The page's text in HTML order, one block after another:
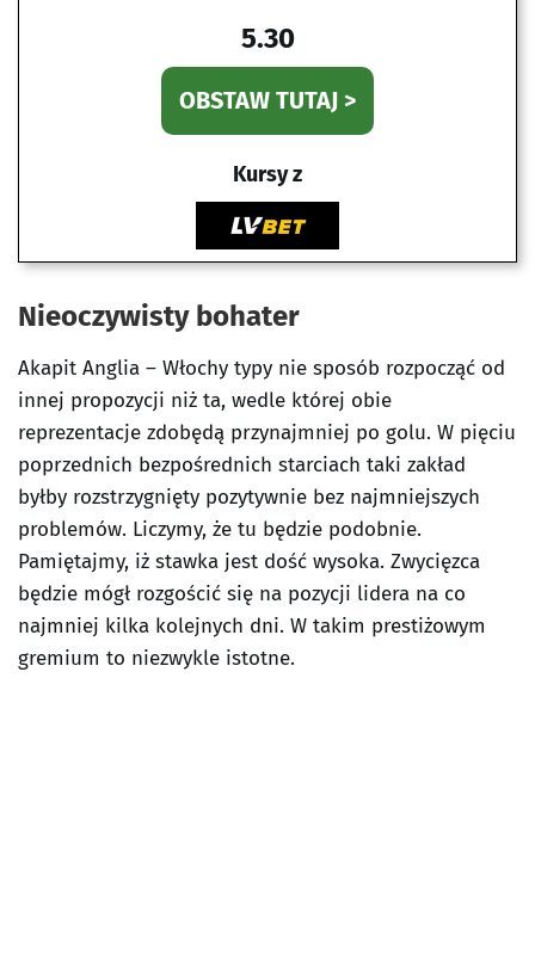
5.30
OBSTAW TUTAJ >
Kursy z
Nieoczywisty bohater
Akapit Anglia – Włochy typy nie sposób rozpocząć od
innej propozycji niż ta, wedle której obie
reprezentacje zdobędą przynajmniej po golu. W pięciu
poprzednich bezpośrednich starciach taki zakład
byłby rozstrzygnięty pozytywnie bez najmniejszych
problemów. Liczymy, że tu będzie podobnie.
Pamiętajmy, iż stawka jest dość wysoka. Zwycięzca
będzie mógł rozgościć się na pozycji lidera na co
najmniej kilka kolejnych dni. W takim prestiżowym
gremium to niezwykle istotne.